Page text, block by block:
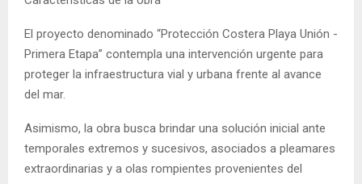
El proyecto denominado “Protección Costera Playa Unión -
Primera Etapa” contempla una intervención urgente para
proteger la infraestructura vial y urbana frente al avance
del mar.
Asimismo, la obra busca brindar una solución inicial ante
temporales extremos y sucesivos, asociados a pleamares
extraordinarias y a olas rompientes provenientes del